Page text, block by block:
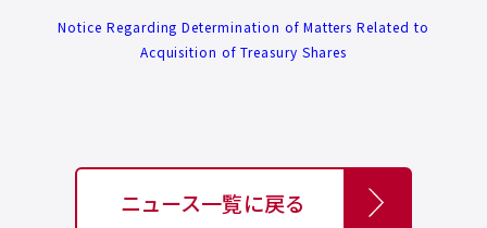
Notice Regarding Determination of Matters Related to
Acquisition of Treasury Shares
ニュース一覧に戻る